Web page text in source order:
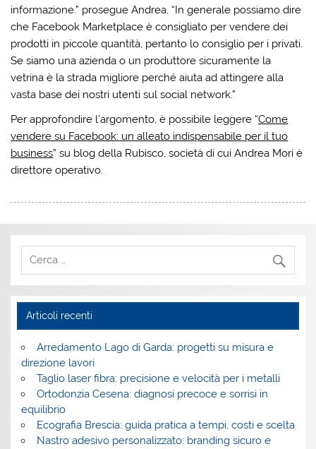
informazione.” prosegue Andrea, “In generale possiamo dire
che Facebook Marketplace è consigliato per vendere dei
prodotti in piccole quantità, pertanto lo consiglio per i privati.
Se siamo una azienda o un produttore sicuramente la
vetrina è la strada migliore perché aiuta ad attingere alla
vasta base dei nostri utenti sul social network.”
Per approfondire l’argomento, è possibile leggere “Come
vendere su Facebook: un alleato indispensabile per il tuo
business” su blog della Rubisco, società di cui Andrea Mori è
direttore operativo.
Articoli recenti
Arredamento Lago di Garda: progetti su misura e
direzione lavori
Taglio laser fibra: precisione e velocità per i metalli
Ortodonzia Cesena: diagnosi precoce e sorrisi in
equilibrio
Ecografia Brescia: guida pratica a tempi, costi e scelta
Nastro adesivo personalizzato: branding sicuro e